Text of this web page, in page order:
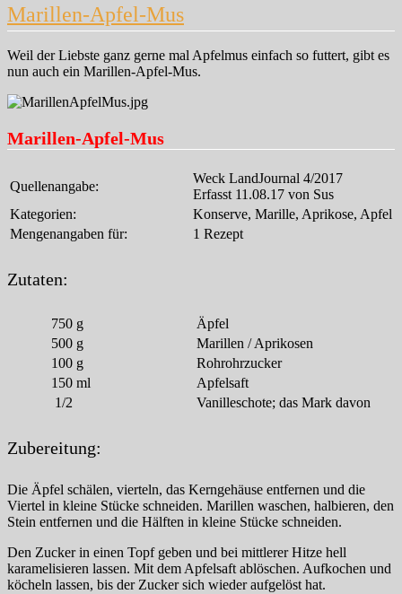
Marillen-Apfel-Mus
Weil der Liebste ganz gerne mal Apfelmus einfach so futtert, gibt es
nun auch ein Marillen-Apfel-Mus.
Marillen-Apfel-Mus
Quellenangabe:
Weck LandJournal 4/2017
Erfasst 11.08.17 von Sus
Kategorien:
Konserve, Marille, Aprikose, Apfel
Mengenangaben für:
1 Rezept
Zutaten:
750 g
Äpfel
500 g
Marillen / Aprikosen
100 g
Rohrohrzucker
150 ml
Apfelsaft
1/2
Vanilleschote; das Mark davon
Zubereitung:
Die Äpfel schälen, vierteln, das Kerngehäuse entfernen und die
Viertel in kleine Stücke schneiden. Marillen waschen, halbieren, den
Stein entfernen und die Hälften in kleine Stücke schneiden.
Den Zucker in einen Topf geben und bei mittlerer Hitze hell
karamelisieren lassen. Mit dem Apfelsaft ablöschen. Aufkochen und
köcheln lassen, bis der Zucker sich wieder aufgelöst hat.